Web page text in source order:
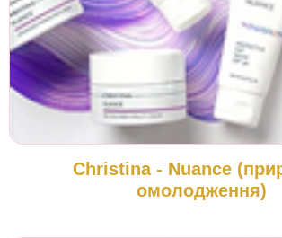
Christina - Nuance
омолодження)